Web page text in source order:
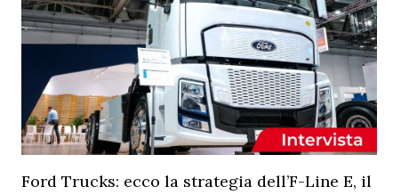
Ford Trucks: ecco la strategia dell’F-Line E, il